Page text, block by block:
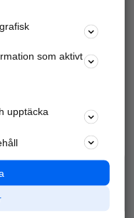
annonsera mot
nära dig.
sökningar
som aktivt
upptäcka